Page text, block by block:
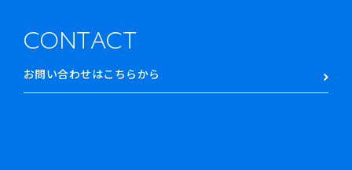
CONTACT
お問い合わせはこちらから